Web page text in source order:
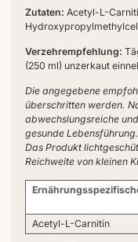
Zutaten: Acetyl-L-
Verzehrempfehlung:
(250 ml) unzerkaut
Die angegebene
überschritten werden.
abwechslungsreiche
gesunde Lebensführung.
Das Produkt
Reichweite von kleinen
Acetyl-L-Carnitin